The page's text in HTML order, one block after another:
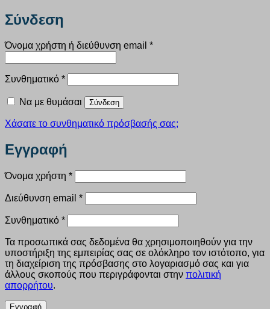
Σύνδεση
Όνομα χρήστη ή διεύθυνση email *Απαιτείται
Συνθηματικό *Απαιτείται
Να με θυμάσαι Σύνδεση
Χάσατε το συνθηματικό πρόσβασής σας;
Εγγραφή
Όνομα χρήστη *Απαιτείται
Διεύθυνση email *Απαιτείται
Συνθηματικό *Απαιτείται
Τα προσωπικά σας δεδομένα θα χρησιμοποιηθούν για την
υποστήριξη της εμπειρίας σας σε ολόκληρο τον ιστότοπο, για
τη διαχείριση της πρόσβασης στο λογαριασμό σας και για
άλλους σκοπούς που περιγράφονται στην πολιτική
απορρήτου.
Εγγραφή